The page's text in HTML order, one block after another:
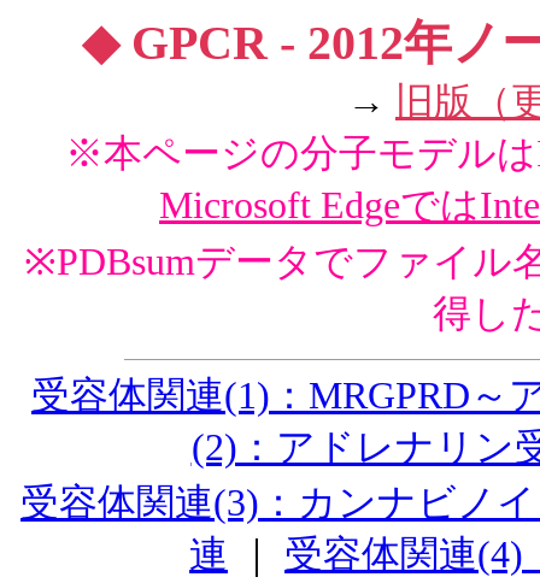
◆ GPCR - 2012年ノ
→
旧版（
※本ページの分子モデルは
Microsoft Edgeでは
※PDBsumデータでファイル
得し
受容体関連(1)：MRGPRD～
(2)：アドレナリン
受容体関連(3)：カンナビノ
連
受容体関連